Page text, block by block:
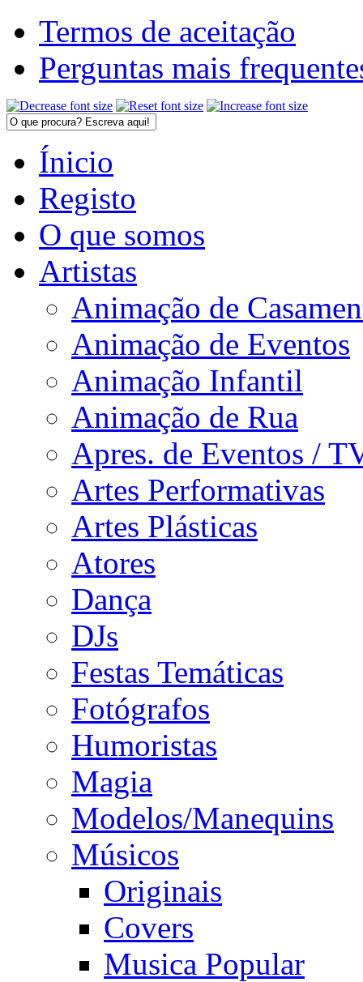
Termos de aceitação
Perguntas mais
Ínicio
Registo
O que somos
Artistas
Animação de
Animação de Eventos
Animação Infantil
Animação de Rua
Apres. de Eventos /
Artes Performativas
Artes Plásticas
Atores
Dança
DJs
Festas Temáticas
Fotógrafos
Humoristas
Magia
Modelos/Manequins
Músicos
Originais
Covers
Musica Popular